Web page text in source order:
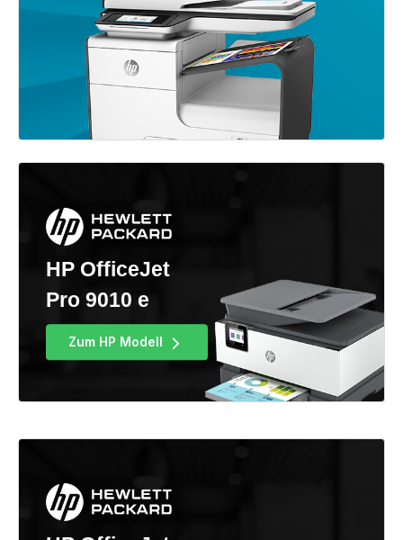
HP OfficeJet
Pro 9010 e
Zum HP Modell